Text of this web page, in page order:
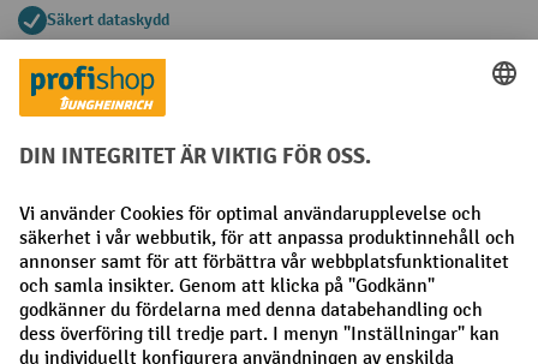
Säkert dataskydd
Personlig köprådgivning
Betalningsmetoder
Faktura Förskottsbetalning
Sociala nätverk
Facebook
LinkedIn
Instagram